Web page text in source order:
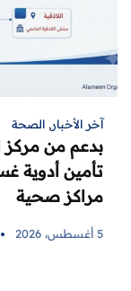
آخر الأخبار, الصحة
بدعم من مركز
مراكز صحية
5 أغسطس، 2026